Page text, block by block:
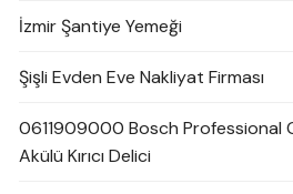
İzmir Şantiye Yemeği
Şişli Evden Eve Nakliyat Firması
0611909000 Bosch Professional
Akülü Kırıcı Delici